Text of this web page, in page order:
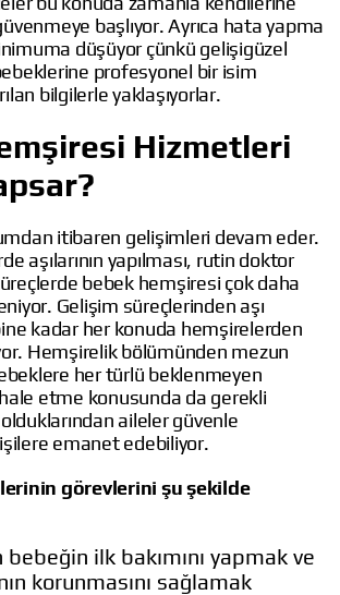
başlıyor. Ayrıca hata yapma
düşüyor çünkü gelişigüzel
profesyonel bir isim
bilgilerle yaklaşıyorlar.
Hizmetleri
itibaren gelişimleri devam eder.
aşılarının yapılması, rutin doktor
bebek hemşiresi çok daha
Gelişim süreçlerinden aşı
kadar her konuda hemşirelerden
Hemşirelik bölümünden mezun
her türlü beklenmeyen
etme konusunda da gerekli
aileler güvenle
emanet edebiliyor.
görevlerini şu şekilde
ilk bakımını yapmak ve
korunmasını sağlamak